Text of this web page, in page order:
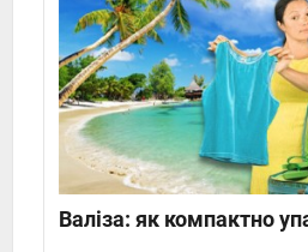
Валіза: як компактно